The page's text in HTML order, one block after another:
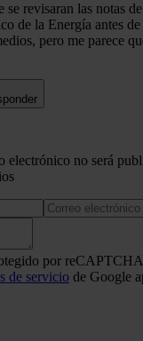
se revisaran las notas
de la Energía antes
pero me parece
electrónico no será
por
de servicio de Google